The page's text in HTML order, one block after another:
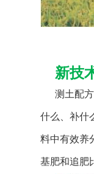
新技
测土配
什么、补什
料中有效养
基肥和追肥